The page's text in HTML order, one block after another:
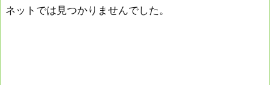
ネットでは見つかりませんでした。